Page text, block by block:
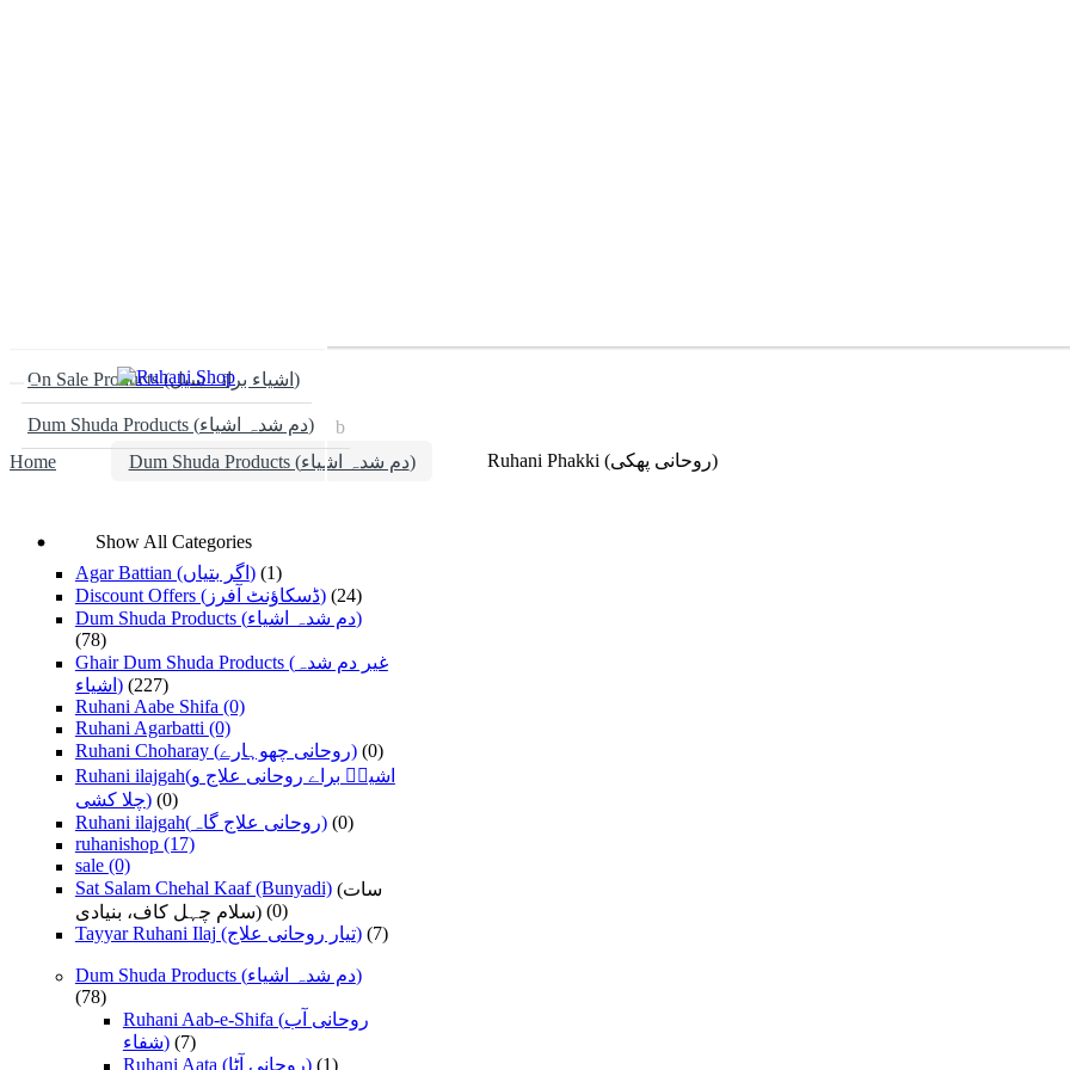
On Sale Products (اشیاء برائے سیل)
Dum Shuda Products (دم شدہ اشیاء)
Home
Dum Shuda Products (دم شدہ اشیاء) Ruhani Phakki (روحانی پھکی)
Show All Categories
Agar Battian (اگر بتیاں)
(1)
Discount Offers (ڈسکاؤنٹ آفرز)
(24)
Dum Shuda Products (دم شدہ اشیاء)
(78)
Ghair Dum Shuda Products (غیر دم شدہ
اشیاء)
(227)
Ruhani Aabe Shifa (0)
Ruhani Agarbatti (0)
Ruhani Choharay (روحانی چھوہارے)
(0)
Ruhani ilajgah(اشیاؑ براے روحانی علاج و
چلا کشی)
(0)
Ruhani ilajgah(روحانی علاج گاہ)
(0)
ruhanishop (17)
sale (0)
Sat Salam Chehal Kaaf (Bunyadi)(سات
سلام چہل کاف، بنیادی)
(0)
Tayyar Ruhani Ilaj (تیار روحانی علاج)
(7)
Dum Shuda Products (دم شدہ اشیاء)
(78)
Ruhani Aab-e-Shifa (روحانی آب
شفاء)
(7)
Ruhani Aata (روحانی آٹا)
(1)